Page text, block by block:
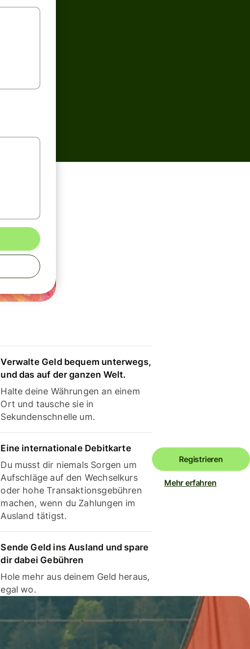
Verwalte Geld bequem unterwegs,
und das auf der ganzen Welt.
Halte deine Währungen an einem
Ort und tausche sie in
Sekundenschnelle um.
Eine internationale Debitkarte
Du musst dir niemals Sorgen um
Aufschläge auf den Wechselkurs
oder hohe Transaktionsgebühren
machen, wenn du Zahlungen im
Ausland tätigst.
Sende Geld ins Ausland und spare
dir dabei Gebühren
Hole mehr aus deinem Geld heraus,
egal wo.
Registrieren
Mehr erfahren